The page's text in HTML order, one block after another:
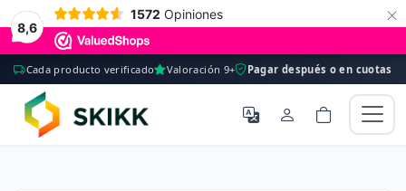
8,6
1572 Opiniones ×
Cada producto verificado Valoración 9+ Pagar después o en cuotas